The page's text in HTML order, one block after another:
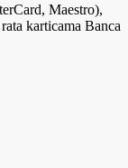
Maestro),
karticama Banca